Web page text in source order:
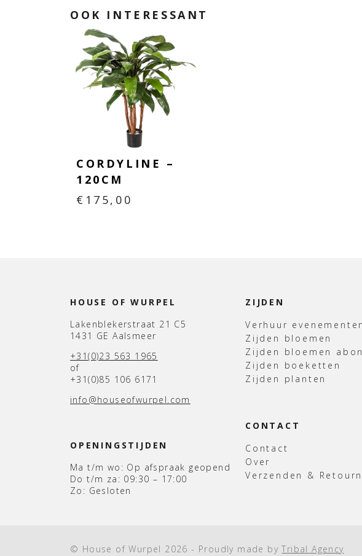
OOK INTERESSANT
CORDYLINE –
120CM
€ 175,00
HOUSE OF WURPEL
Lakenblekerstraat 21 C5
1431 GE Aalsmeer
+31(0)23 563 1965
of
+31(0)85 106 6171
info@houseofwurpel.com
OPENINGSTIJDEN
Ma t/m wo: Op afspraak geopend
Do t/m za: 09:30 – 17:00
Zo: Gesloten
ZIJDEN
Verhuur evenementen
Zijden bloemen
Zijden bloemen
Zijden boeketten
Zijden planten
CONTACT
Contact
Over
Verzenden &
© House of Wurpel 2026 - Proudly made byTribal Agency